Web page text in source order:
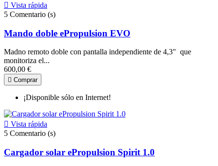
 Vista rápida
5 Comentario (s)
Mando doble ePropulsion EVO
Madno remoto doble con pantalla independiente de 4,3" que
monitoriza el...
600,00 €
 Comprar
¡Disponible sólo en Internet!
 Vista rápida
5 Comentario (s)
Cargador solar ePropulsion Spirit 1.0